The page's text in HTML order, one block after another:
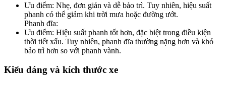
Ưu điểm: Nhẹ, đơn giản và dễ bảo trì. Tuy nhiên, hiệu suất
phanh có thể giảm khi trời mưa hoặc đường ướt.
Phanh đĩa:
Ưu điểm: Hiệu suất phanh tốt hơn, đặc biệt trong điều kiện
thời tiết xấu. Tuy nhiên, phanh đĩa thường nặng hơn và khó
bảo trì hơn so với phanh vành.
Kiểu dáng và kích thước xe